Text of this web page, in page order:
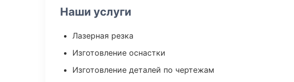
Наши услуги
Лазерная резка
Изготовление оснастки
Изготовление деталей по чертежам